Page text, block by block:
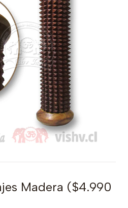
Madera ($4.990